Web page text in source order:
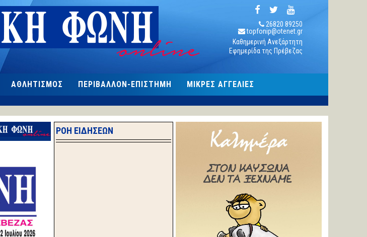
26820 89250
topfonip@otenet.gr
Καθημερινή Ανεξάρτητη
Εφημερίδα της Πρέβεζας
ΑΘΛΗΤΙΣΜΟΣ ΠΕΡΙΒΑΛΛΟΝ-ΕΠΙΣΤΗΜΗ
ΜΙΚΡΕΣ ΑΓΓΕΛΙΕΣ
ΡΟΗ ΕΙΔΗΣΕΩΝ